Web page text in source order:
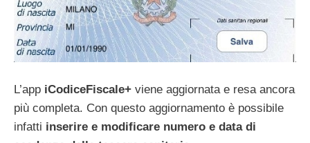
L’app iCodiceFiscale+ viene aggiornata e resa ancora
più completa. Con questo aggiornamento è possibile
infatti inserire e modificare numero e data di